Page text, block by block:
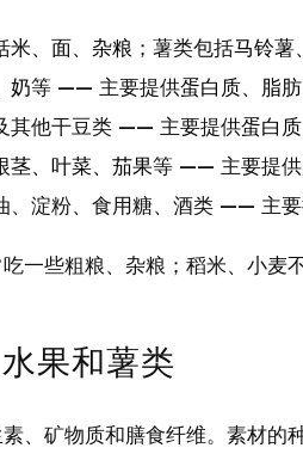
米、面、杂粮 ；薯类包括马铃薯
奶等 —— 主要提供蛋白质、脂
其他干豆类 —— 主要提供蛋白质
茎、叶菜、茄果等 —— 主要提供
、淀粉、食用糖、酒类 —— 主
吃一些粗粮、杂粮；稻米、小
果和薯类
、矿物质和膳食纤维。素材的